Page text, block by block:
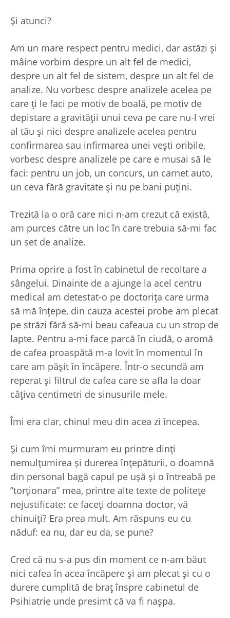
Și atunci?
Am un mare respect pentru medici, dar astăzi și
mâine vorbim despre un alt fel de medici,
despre un alt fel de sistem, despre un alt fel de
analize. Nu vorbesc despre analizele acelea pe
care ți le faci pe motiv de boală, pe motiv de
depistare a gravității unui ceva pe care nu-l vrei
al tău și nici despre analizele acelea pentru
confirmarea sau infirmarea unei vești oribile,
vorbesc despre analizele pe care e musai să le
faci: pentru un job, un concurs, un carnet auto,
un ceva fără gravitate și nu pe bani puțini.
Trezită la o oră care nici n-am crezut că există,
am purces către un loc în care trebuia să-mi fac
un set de analize.
Prima oprire a fost în cabinetul de recoltare a
sângelui. Dinainte de a ajunge la acel centru
medical am detestat-o pe doctorița care urma
să mă înțepe, din cauza acestei probe am plecat
pe străzi fără să-mi beau cafeaua cu un strop de
lapte. Pentru a-mi face parcă în ciudă, o aromă
de cafea proaspătă m-a lovit în momentul în
care am pășit în încăpere. Într-o secundă am
reperat și filtrul de cafea care se afla la doar
câțiva centimetri de sinusurile mele.
Îmi era clar, chinul meu din acea zi începea.
Și cum îmi murmuram eu printre dinți
nemulțumirea și durerea înțepăturii, o doamnă
din personal bagă capul pe ușă și o întreabă pe
”torționara” mea, printre alte texte de politețe
nejustificate: ce faceți doamna doctor, vă
chinuiți? Era prea mult. Am răspuns eu cu
năduf: ea nu, dar eu da, se pune?
Cred că nu s-a pus din moment ce n-am băut
nici cafea în acea încăpere și am plecat și cu o
durere cumplită de braț înspre cabinetul de
Psihiatrie unde presimt că va fi nașpa.